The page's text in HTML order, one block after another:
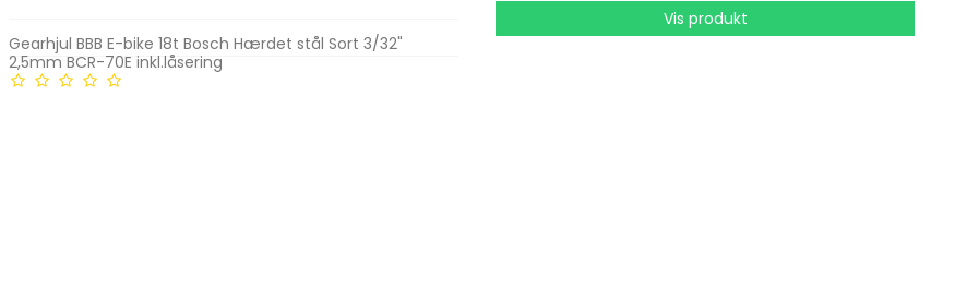
Gearhjul BBB E-bike 18t Bosch Hærdet stål Sort 3/32"
2,5mm BCR-70E inkl.låsering
Vis produkt